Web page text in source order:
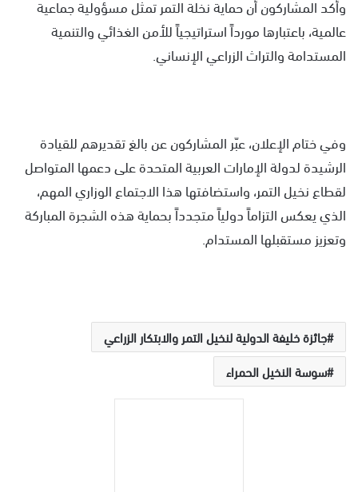
وأكد المشاركون أن حماية نخلة التمر تمثل مسؤولية جماعية
عالمية، باعتبارها مورداً استراتيجياً للأمن الغذائي والتنمية
المستدامة والتراث الزراعي الإنساني.
وفي ختام الإعلان، عبّر المشاركون عن بالغ تقديرهم للقيادة
الرشيدة لدولة الإمارات العربية المتحدة على دعمها المتواصل
لقطاع نخيل التمر، واستضافتها هذا الاجتماع الوزاري المهم،
الذي يعكس التزاماً دولياً متجدداً بحماية هذه الشجرة المباركة
وتعزيز مستقبلها المستدام.
جائزة خليفة الدولية لنخيل التمر والابتكار الزراعي
سوسة النخيل الحمراء